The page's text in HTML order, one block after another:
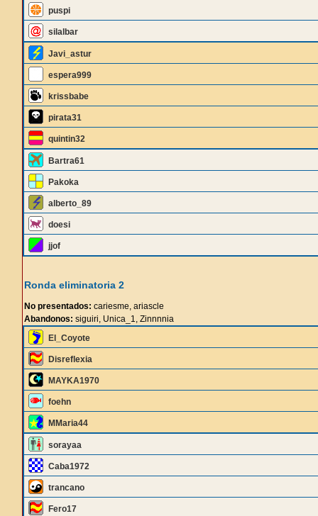
puspi
silalbar
Javi_astur
espera999
krissbabe
pirata31
quintin32
Bartra61
Pakoka
alberto_89
doesi
jjof
Ronda eliminatoria 2
No presentados: cariesme, ariascle
Abandonos: siguiri, Unica_1, Zinnnnia
El_Coyote
Disreflexia
MAYKA1970
foehn
MMaria44
sorayaa
Caba1972
trancano
Fero17